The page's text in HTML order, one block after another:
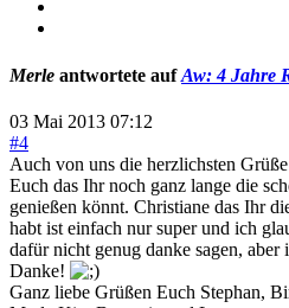
Merle antwortete aufAw: 4 Jahre
03 Mai 2013 07:12
#4
Auch von uns die herzlichsten
Euch das Ihr noch ganz lange die
genießen könnt. Christiane das Ihr
habt ist einfach nur super und ich
dafür nicht genug danke sagen, aber
Danke!
Ganz liebe Grüßen Euch Stephan,